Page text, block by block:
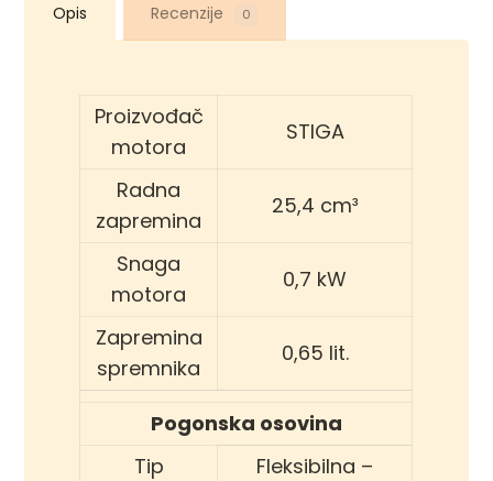
Opis Recenzije 0
Proizvođač
motora
STIGA
Radna
zapremina
25,4 cm³
Snaga
motora
0,7 kW
Zapremina
spremnika
0,65 lit.
Pogonska osovina
Tip
Fleksibilna –